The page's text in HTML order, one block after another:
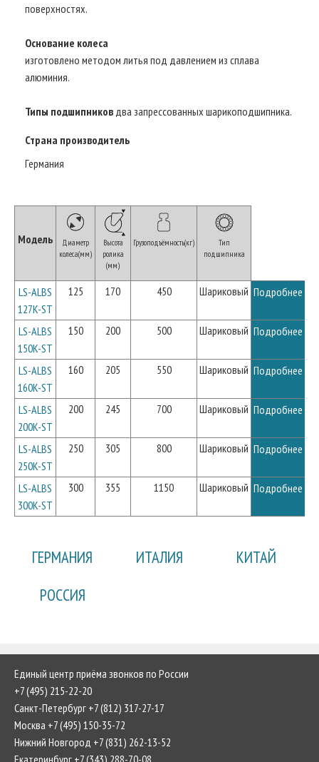
поверхностях.
Основание колеса
изготовлено методом литья под давлением из сплава
алюминия.
Типы подшипников два запрессованных шарикоподшипника.
Страна производитель
Германия
Модель
Диаметр
колеса(мм)
Высота
ролика
(мм)
Грузоподъёмность(кг)
Тип
подшипника
LS-ALBS
127K-ST
125 170 450 Шариковый Подробнее
LS-ALBS
150K-ST
150 200 500 Шариковый Подробнее
LS-ALBS
160K-ST
160 205 550 Шариковый Подробнее
LS-ALBS
200K-ST
200 245 700 Шариковый Подробнее
LS-ALBS
250K-ST
250 305 800 Шариковый Подробнее
LS-ALBS
300K-ST
300 355 1150 Шариковый Подробнее
ГЕРМАНИЯ ИТАЛИЯ
КИТАЙ
РОССИЯ
Единый центр приёма звонков по России
+7 (495) 215-22-20
Санкт-Петербург +7 (812) 317-27-17
Москва +7 (495) 150-35-72
Нижний Новгород +7 (831) 262-13-52
Екатеринбург +7 (343) 288-70-08